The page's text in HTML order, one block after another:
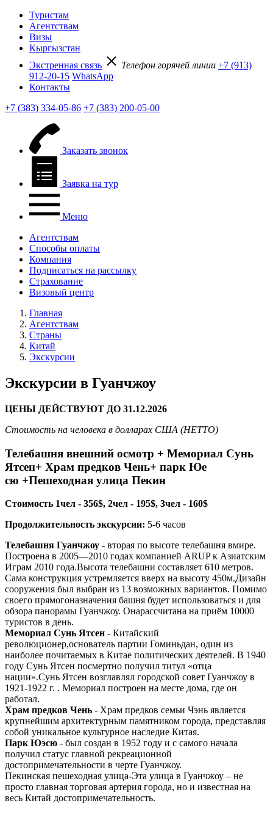
Туристам
Агентствам
Визы
Кыргызстан
Экстренная связь
Телефон горячей линии +7 (913)
912-20-15 WhatsApp
Контакты
+7 (383) 334-05-86 +7 (383) 200-05-00
Заказать звонок
Заявка на тур
Меню
Агентствам
Способы оплаты
Компания
Подписаться на рассылку
Страхование
Визовый центр
Главная
Агентствам
Страны
Китай
Экскурсии
Экскурсии в Гуанчжоу
ЦЕНЫ ДЕЙСТВУЮТ ДО 31.12.2026
Стоимость на человека в долларах США (НЕТТО)
Телебашня внешний осмотр + Мемориал Сунь
Ятсен+ Храм предков Чень+ парк Юе
сю +Пешеходная улица Пекин
Стоимость 1чел - 356$, 2чел - 195$, 3чел - 160$
Продолжительность экскурсии: 5-6 часов
Телебашня Гуанчжоу - вторая по высоте телебашня вмире.
Построена в 2005—2010 годах компанией ARUP к Азиатским
Играм 2010 года.Высота телебашни составляет 610 метров.
Сама конструкция устремляется вверх на высоту 450м.Дизайн
сооружения был выбран из 13 возможных вариантов. Помимо
своего прямогоназначения башня будет использоваться и для
обзора панорамы Гуанчжоу. Онарассчитана на приём 10000
туристов в день.
Мемориал Сунь Ятсен - Китайский
революционер,основатель партии Гоминьдан, один из
наиболее почитаемых в Китае политических деятелей. В 1940
году Сунь Ятсен посмертно получил титул «отца
нации».Cунь Ятсен возглавлял городской совет Гуанчжоу в
1921-1922 г. . Мемориал построен на месте дома, где он
работал.
Храм предков Чень - Храм предков семьи Чэнь является
крупнейшим архитектурным памятником города, представляя
собой уникальное культурное наследие Китая.
Парк Юэсю - был создан в 1952 году и с самого начала
получил статус главной рекреационной
достопримечательности в черте Гуанчжоу.
Пекинская пешеходная улица-Эта улица в Гуанчжоу – не
просто главная торговая артерия города, но и известная на
весь Китай достопримечательность.